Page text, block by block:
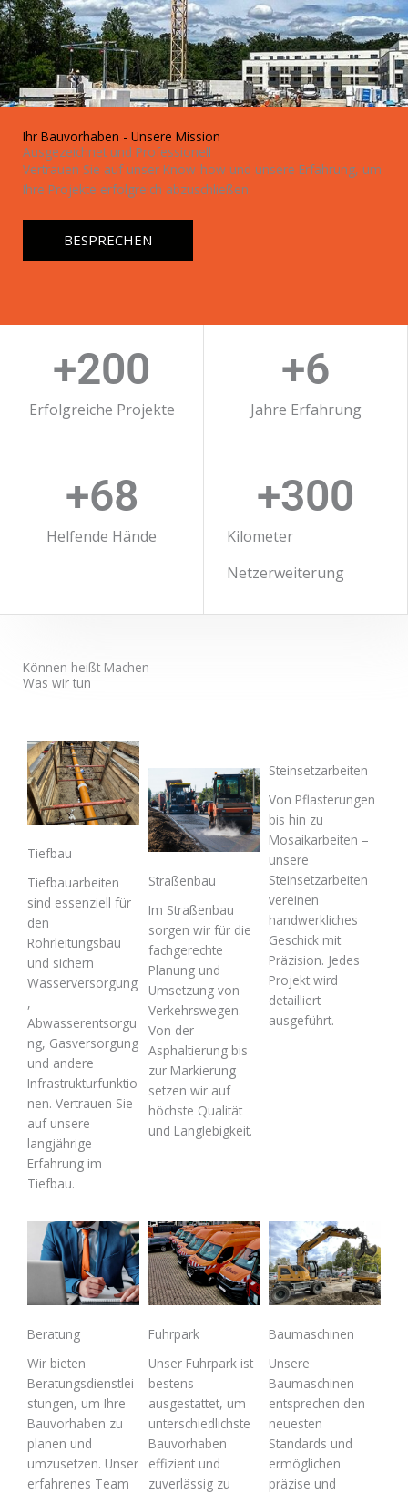
Ihr Bauvorhaben - Unsere Mission
Ausgezeichnet und Professionell
Vertrauen Sie auf unser Know-how und unsere Erfahrung, um
Ihre Projekte erfolgreich abzuschließen.
BESPRECHEN
Erfolgreiche Projekte
+200
Jahre Erfahrung
+6
Helfende Hände
+68
Kilometer
Netzerweiterung
+300
Können heißt Machen
Was wir tun
Tiefbau
Tiefbauarbeiten
sind essenziell für
den
Rohrleitungsbau
und sichern
Wasserversorgung
,
Abwasserentsorgu
ng, Gasversorgung
und andere
Infrastrukturfunktio
nen. Vertrauen Sie
auf unsere
langjährige
Erfahrung im
Tiefbau.
Straßenbau
Im Straßenbau
sorgen wir für die
fachgerechte
Planung und
Umsetzung von
Verkehrswegen.
Von der
Asphaltierung bis
zur Markierung
setzen wir auf
höchste Qualität
und Langlebigkeit.
Steinsetzarbeiten
Von Pflasterungen
bis hin zu
Mosaikarbeiten –
unsere
Steinsetzarbeiten
vereinen
handwerkliches
Geschick mit
Präzision. Jedes
Projekt wird
detailliert
ausgeführt.
Beratung
Wir bieten
Beratungsdienstlei
stungen, um Ihre
Bauvorhaben zu
planen und
umzusetzen. Unser
erfahrenes Team
Fuhrpark
Unser Fuhrpark ist
bestens
ausgestattet, um
unterschiedlichste
Bauvorhaben
effizient und
zuverlässig zu
Baumaschinen
Unsere
Baumaschinen
entsprechen den
neuesten
Standards und
ermöglichen
präzise und